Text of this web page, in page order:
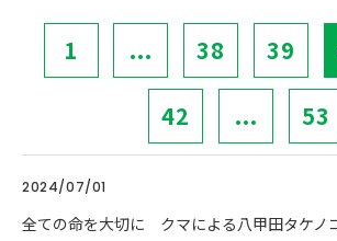
1 ... 38 39
42 ... 53
2024/07/01
全ての命を大切に クマによる八甲田タケノ